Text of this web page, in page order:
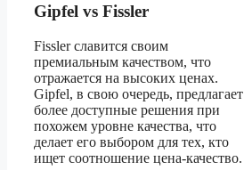
Gipfel vs Fissler
Fissler славится своим
премиальным качеством, что
отражается на высоких ценах.
Gipfel, в свою очередь, предлагает
более доступные решения при
похожем уровне качества, что
делает его выбором для тех, кто
ищет соотношение цена-качество.